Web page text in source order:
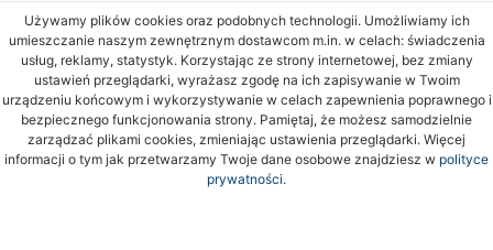
Używamy plików cookies oraz podobnych technologii. Umożliwiamy ich
umieszczanie naszym zewnętrznym dostawcom m.in. w celach: świadczenia
usług, reklamy, statystyk. Korzystając ze strony internetowej, bez zmiany
ustawień przeglądarki, wyrażasz zgodę na ich zapisywanie w Twoim
urządzeniu końcowym i wykorzystywanie w celach zapewnienia poprawnego i
bezpiecznego funkcjonowania strony. Pamiętaj, że możesz samodzielnie
zarządzać plikami cookies, zmieniając ustawienia przeglądarki. Więcej
informacji o tym jak przetwarzamy Twoje dane osobowe znajdziesz w polityce
prywatności.